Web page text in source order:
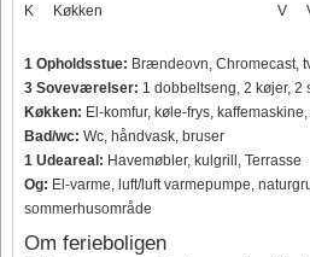
K
Køkken
V
1 Opholdsstue: Brændeovn, Chromecast,
3 Soveværelser: 1 dobbeltseng, 2 køjer, 2
Køkken: El-komfur, køle-frys,
Bad/wc: Wc, håndvask, bruser
1 Udeareal: Havemøbler, kulgrill, Terrasse
Og: El-varme, luft/luft varmepumpe,
sommerhusområde
Om ferieboligen